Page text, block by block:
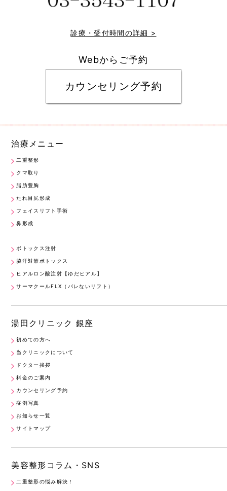
診療・受付時間の詳細 >
Webからご予約
カウンセリング予約
治療メニュー
二重整形
クマ取り
脂肪豊胸
たれ目尻形成
フェイスリフト手術
鼻形成
ボトックス注射
脇汗対策ボトックス
ヒアルロン酸注射【ゆだヒアル】
サーマクールFLX（バレないリフト）
湯田クリニック 銀座
初めての方へ
当クリニックについて
ドクター挨拶
料金のご案内
カウンセリング予約
症例写真
お知らせ一覧
サイトマップ
美容整形コラム・SNS
二重整形の悩み解決！